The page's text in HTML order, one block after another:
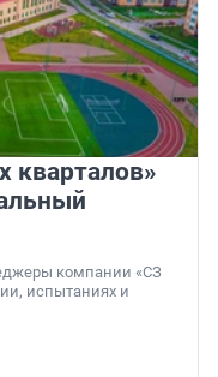
кварталов»
компании «СЗ
испытаниях и